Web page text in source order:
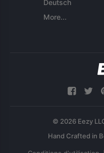
Deutsch
More...
© 2026 Eezy